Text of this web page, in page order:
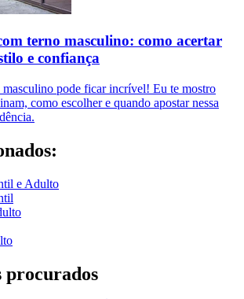
terno masculino: como acertar
e confiança
masculino pode ficar incrível! Eu te mostro
como escolher e quando apostar nessa
e Adulto
procurados